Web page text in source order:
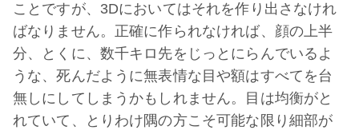
ことですが、3Dにおいてはそれを作り出さなけれ
ばなりません。正確に作られなければ、顔の上半
分、とくに、数千キロ先をじっとにらんでいるよ
うな、死んだように無表情な目や額はすべてを台
無しにしてしまうかもしれません。目は均衡がと
れていて、とりわけ隅の方こそ可能な限り細部が